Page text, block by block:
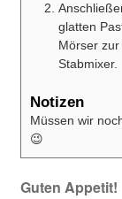
glatten
Mörser
Stabmixer.
Notizen
Müssen wir
😉
Guten Appetit!